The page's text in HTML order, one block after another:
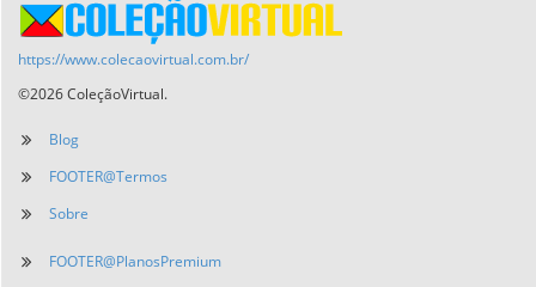
https://www.colecaovirtual.com.br/
©2026 ColeçãoVirtual.
Blog
FOOTER@Termos
Sobre
FOOTER@PlanosPremium